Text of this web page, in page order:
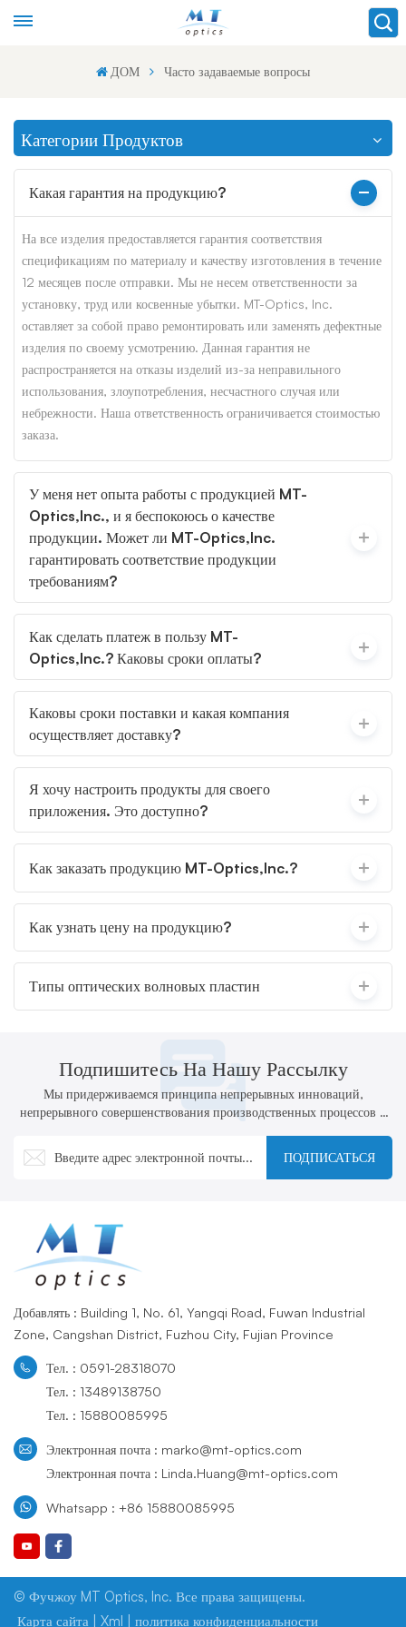
ДОМ Часто задаваемые вопросы
Категории Продуктов
Какая гарантия на продукцию?
На все изделия предоставляется гарантия соответствия
спецификациям по материалу и качеству изготовления в течение
12 месяцев после отправки. Мы не несем ответственности за
установку, труд или косвенные убытки. MT-Optics, Inc.
оставляет за собой право ремонтировать или заменять дефектные
изделия по своему усмотрению. Данная гарантия не
распространяется на отказы изделий из-за неправильного
использования, злоупотребления, несчастного случая или
небрежности. Наша ответственность ограничивается стоимостью
заказа.
У меня нет опыта работы с продукцией MT-
Optics,Inc., и я беспокоюсь о качестве
продукции. Может ли MT-Optics,Inc.
гарантировать соответствие продукции
требованиям?
Как сделать платеж в пользу MT-
Optics,Inc.? Каковы сроки оплаты?
Каковы сроки поставки и какая компания
осуществляет доставку?
Я хочу настроить продукты для своего
приложения. Это доступно?
Как заказать продукцию MT-Optics,Inc.?
Как узнать цену на продукцию?
Типы оптических волновых пластин
Подпишитесь На Нашу Рассылку
Мы придерживаемся принципа непрерывных инноваций,
непрерывного совершенствования производственных процессов и
ПОДПИСАТЬСЯ
Добавлять : Building 1, No. 61, Yangqi Road, Fuwan Industrial
Zone, Cangshan District, Fuzhou City, Fujian Province
Тел. : 0591-28318070
Тел. : 13489138750
Тел. : 15880085995
Электронная почта : marko@mt-optics.com
Электронная почта : Linda.Huang@mt-optics.com
Whatsapp : +86 15880085995
© Фучжоу MT Optics, Inc. Все права защищены.
Карта сайта
Xml политика конфиденциальности